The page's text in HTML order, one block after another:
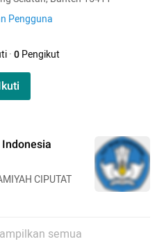
Pengguna
·0Pengikut
CIPUTAT
semua